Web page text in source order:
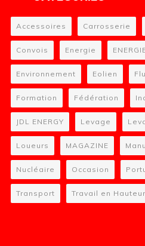
Accessoires Carrosserie
Convois Energie
Environnement Eolien
Formation Fédération
JDL ENERGY Levage
Loueurs MAGAZINE
Nucléaire Occasion
Transport Travail en Hauteur